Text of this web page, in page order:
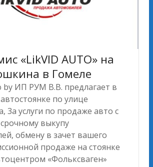
«LikVID AUTO» на
в Гомеле
by ИП РУМ В.В. предлагает в
по улице
3а услуги по продаже авто c
выкупу
обмену в зачет вашего
продаже на стоянке
«Фольксваген»